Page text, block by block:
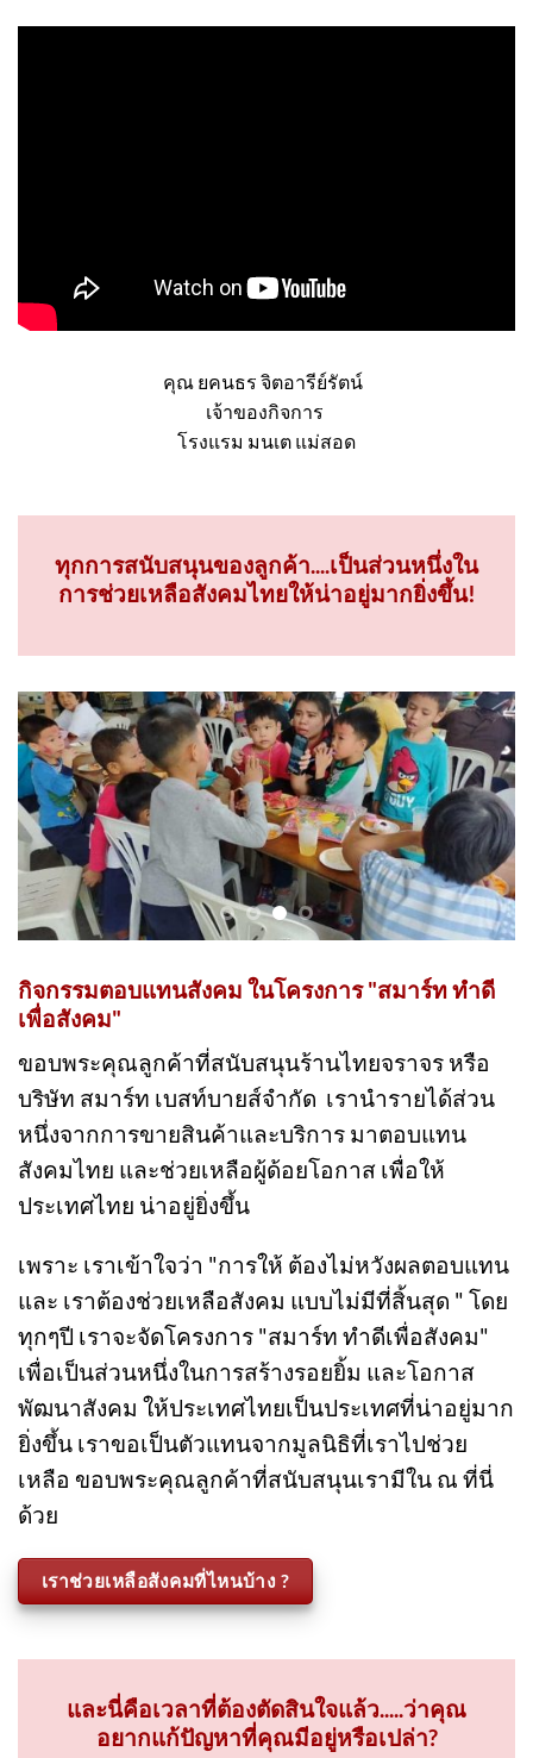
คุณ ยคนธร จิตอารีย์รัตน์
เจ้าของกิจการ
โรงแรม มนเต แม่สอด
ทุกการสนับสนุนของลูกค้า....เป็นส่วนหนึ่งใน
การช่วยเหลือสังคมไทยให้น่าอยู่มากยิ่งขึ้น!
กิจกรรมตอบแทนสังคม ในโครงการ "สมาร์ท ทำดี
เพื่อสังคม"
ขอบพระคุณลูกค้าที่สนับสนุนร้านไทยจราจร หรือ
บริษัท สมาร์ท เบสท์บายส์จำกัด เรานำรายได้ส่วน
หนึ่งจากการขายสินค้าและบริการ มาตอบแทน
สังคมไทย และช่วยเหลือผู้ด้อยโอกาส เพื่อให้
ประเทศไทย น่าอยู่ยิ่งขึ้น
เพราะ เราเข้าใจว่า "การให้ ต้องไม่หวังผลตอบแทน
และ เราต้องช่วยเหลือสังคม แบบไม่มีที่สิ้นสุด " โดย
ทุกๆปี เราจะจัดโครงการ "สมาร์ท ทำดีเพื่อสังคม"
เพื่อเป็นส่วนหนึ่งในการสร้างรอยยิ้ม และโอกาส
พัฒนาสังคม ให้ประเทศไทยเป็นประเทศที่น่าอยู่มาก
ยิ่งขึ้น เราขอเป็นตัวแทนจากมูลนิธิที่เราไปช่วย
เหลือ ขอบพระคุณลูกค้าที่สนับสนุนเรามีใน ณ ที่นี่
ด้วย
เราช่วยเหลือสังคมที่ไหนบ้าง ?
และนี่คือเวลาที่ต้องตัดสินใจแล้ว.....ว่าคุณ
อยากแก้ปัญหาที่คุณมีอยู่หรือเปล่า?